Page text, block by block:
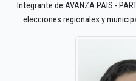
Integrante de AVANZA PAIS -
elecciones regionales y